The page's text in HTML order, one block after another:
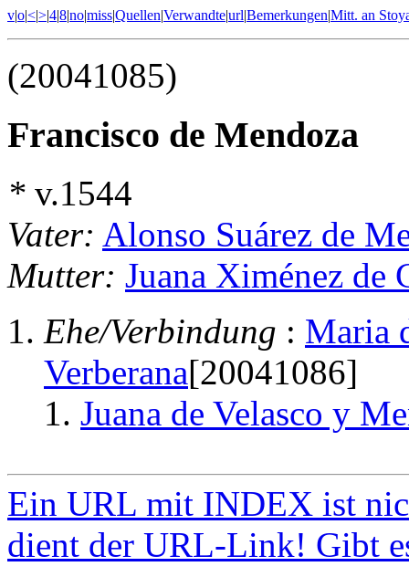
v|o|<|>|4|8|no|miss|Quellen|Verwandte|url|Bemerkungen|Mitt. an
(20041085)
Francisco de Mendoza
* v.1544
Vater: Alonso Suárez de
Mutter: Juana Ximénez de
Ehe/Verbindung : Maria
Verberana[20041086]
Juana de Velasco y
Ein URL mit INDEX ist
dient der URL-Link! Gibt